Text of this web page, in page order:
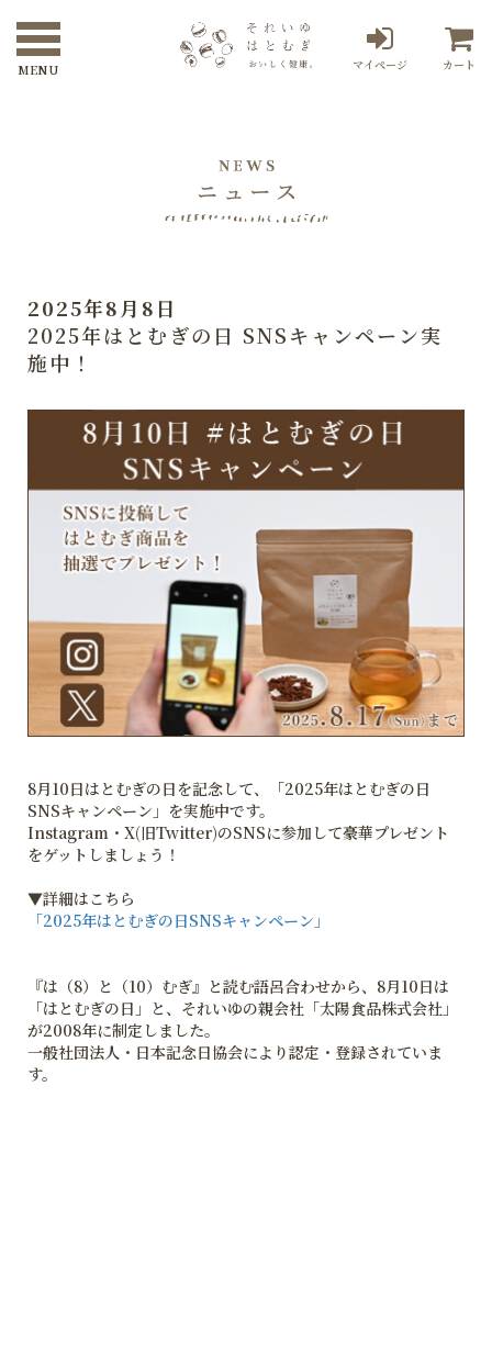
マイページ カート
2025年8月8日
2025年はとむぎの日 SNSキャンペーン実
施中！
8月10日はとむぎの日を記念して、「2025年はとむぎの日
SNSキャンペーン」を実施中です。
Instagram・X(旧Twitter)のSNSに参加して豪華プレゼント
をゲットしましょう！
▼詳細はこちら
「2025年はとむぎの日SNSキャンペーン」
『は（8）と（10）むぎ』と読む語呂合わせから、8月10日は
「はとむぎの日」と、それいゆの親会社「太陽食品株式会社」
が2008年に制定しました。
一般社団法人・日本記念日協会により認定・登録されていま
す。